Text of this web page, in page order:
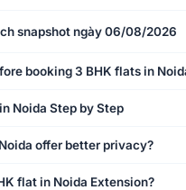
snapshot ngày 06/08/2026
booking 3 BHK flats in
Noida Step by Step
offer better privacy?
flat in Noida Extension?